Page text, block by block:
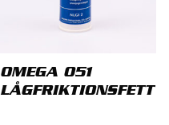
OMEGA 051
LÅGFRIKTIONSFETT